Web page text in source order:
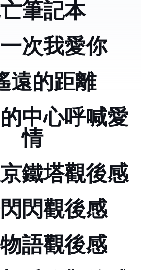
筆記本
次我愛你
遠的距離
中心呼喊愛
情
鐵塔觀後感
閃觀後感
語觀後感